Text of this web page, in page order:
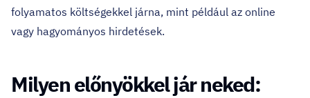
folyamatos költségekkel járna, mint például az online
vagy hagyományos hirdetések.
Milyen előnyökkel jár neked: